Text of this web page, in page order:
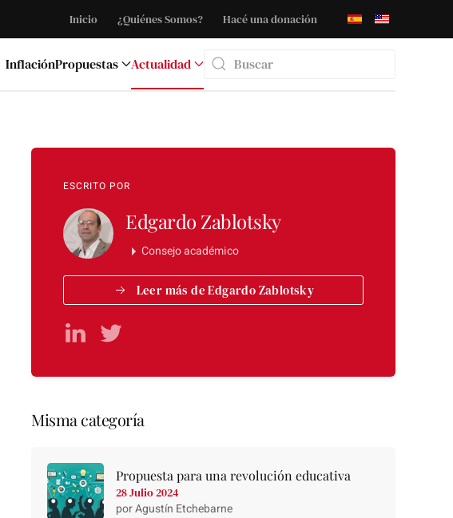
Inicio ¿Quiénes Somos? Hacé una donación
InflaciónPropuestas
Actualidad
Type 2 or more characters for results.
ESCRITO POR
Edgardo Zablotsky
Consejo académico
Leer más de Edgardo Zablotsky
Misma categoría
Propuesta para una revolución educativa
28 Julio 2024
por Agustín Etchebarne